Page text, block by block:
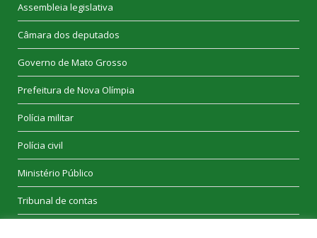
Assembleia legislativa
Câmara dos deputados
Governo de Mato Grosso
Prefeitura de Nova Olímpia
Polícia militar
Polícia civil
Ministério Público
Tribunal de contas